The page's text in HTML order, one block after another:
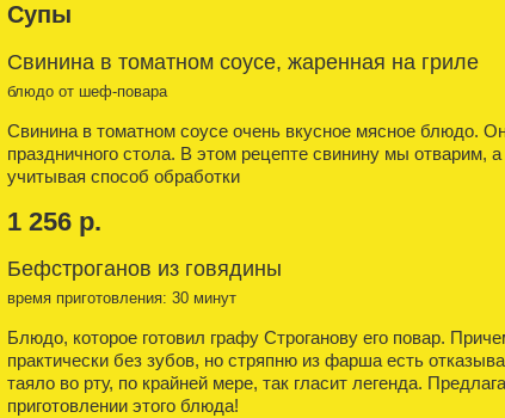
Супы
Свинина в томатном соусе, жаренная на гриле
блюдо от шеф-повара
Свинина в томатном соусе очень вкусное мясное блюдо.
праздничного стола. В этом рецепте свинину мы
учитывая способ обработки
1 256 р.
Бефстроганов из говядины
время приготовления: 30 минут
Блюдо, которое готовил графу Строганову его повар.
практически без зубов, но стряпню из фарша есть
таяло во рту, по крайней мере, так гласит легенда.
приготовлении этого блюда!